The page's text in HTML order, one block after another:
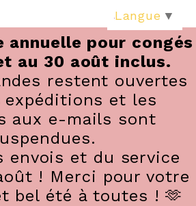
annuelle pour congés
au 30 août inclus.
restent ouvertes
expéditions et les
aux e-mails sont
envois et du service
! Merci pour votre
bel été à toutes ! 🫶
Langue ▼